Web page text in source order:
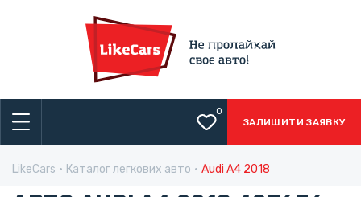
0
ЗАЛИШИТИ ЗАЯВКУ
LikeCars Каталог легкових авто Audi A4 2018